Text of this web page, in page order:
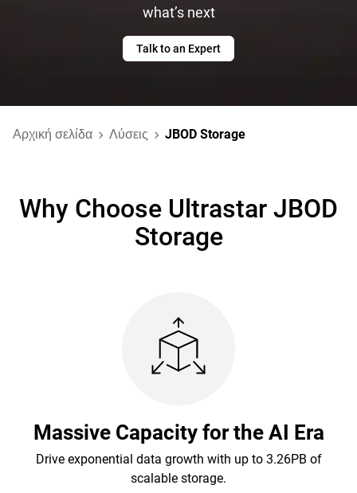
what’s next
Talk to an Expert
Αρχική σελίδα Λύσεις JBOD Storage
Why Choose Ultrastar JBOD
Storage
Massive Capacity for the AI Era
Drive exponential data growth with up to 3.26PB of
scalable storage.